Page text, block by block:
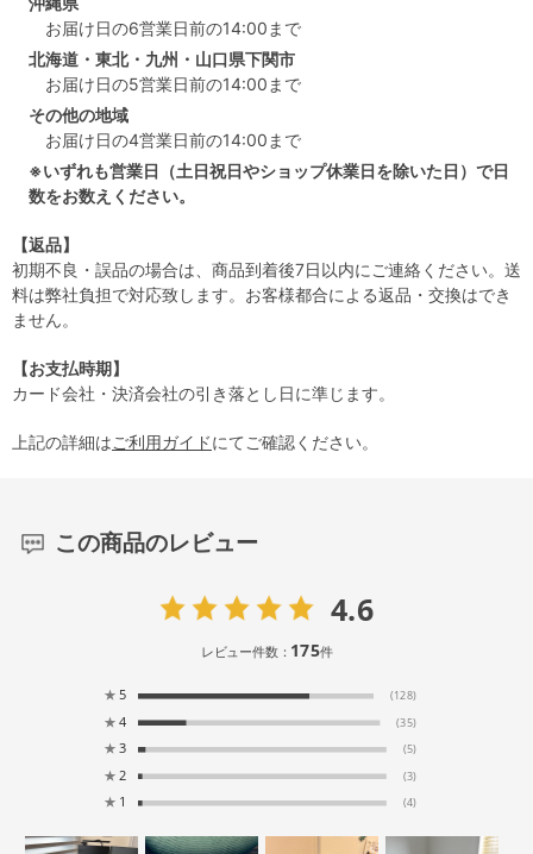
お届け日の6営業日前の14:00まで
北海道・東北・九州・山口県下関市
お届け日の5営業日前の14:00まで
その他の地域
お届け日の4営業日前の14:00まで
※いずれも営業日（土日祝日やショップ休業日を除いた日）で日
数をお数えください。
【返品】
初期不良・誤品の場合は、商品到着後7日以内にご連絡ください。送
料は弊社負担で対応致します。お客様都合による返品・交換はでき
ません。
【お支払時期】
カード会社・決済会社の引き落とし日に準じます。
上記の詳細はご利用ガイドにてご確認ください。
この商品のレビュー
4.6
レビュー件数： 175件
★ 5 (128)
★ 4 (35)
★ 3 (5)
★ 2 (3)
★ 1 (4)